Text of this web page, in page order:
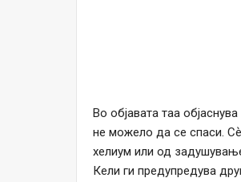
Во објавата таа
не можело да се спаси.
хелиум или од
Кели ги предупредува